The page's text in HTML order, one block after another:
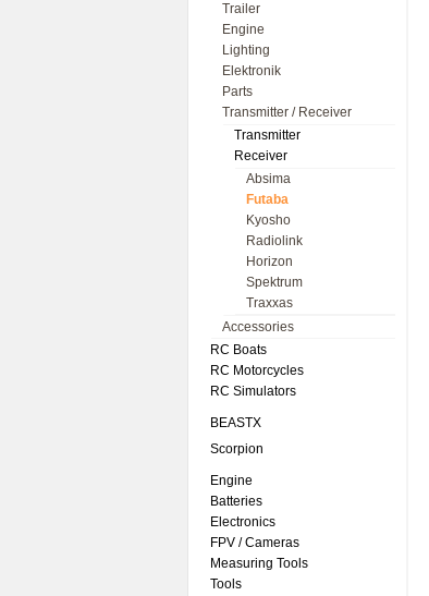
Trailer
Engine
Lighting
Elektronik
Parts
Transmitter / Receiver
Transmitter
Receiver
Absima
Futaba
Kyosho
Radiolink
Horizon
Spektrum
Traxxas
Accessories
RC Boats
RC Motorcycles
RC Simulators
BEASTX
Scorpion
Engine
Batteries
Electronics
FPV / Cameras
Measuring Tools
Tools